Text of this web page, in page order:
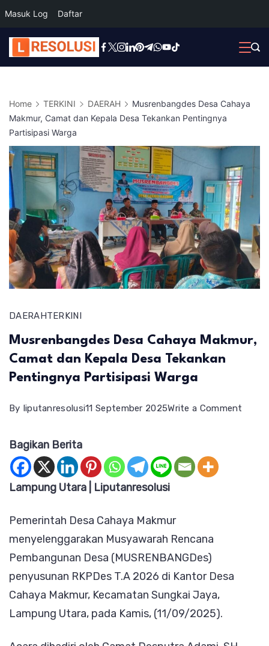
Masuk Log Daftar
Skip
to
Home TERKINI DAERAH
Musrenbangdes Desa Cahaya
Makmur, Camat dan Kepala Desa Tekankan Pentingnya
Partisipasi Warga
DAERAHTERKINI
Musrenbangdes Desa Cahaya Makmur,
Camat dan Kepala Desa Tekankan
Pentingnya Partisipasi Warga
By liputanresolusi11 September 2025Write a Comment
Bagikan Berita
Lampung Utara | Liputanresolusi
Pemerintah Desa Cahaya Makmur
menyelenggarakan Musyawarah Rencana
Pembangunan Desa (MUSRENBANGDes)
penyusunan RKPDes T.A 2026 di Kantor Desa
Cahaya Makmur, Kecamatan Sungkai Jaya,
Lampung Utara, pada Kamis, (11/09/2025).